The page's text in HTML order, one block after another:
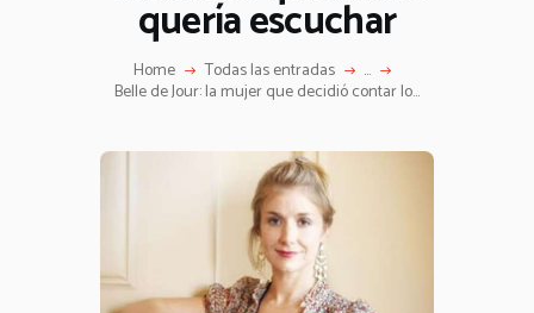
quería escuchar
Home Todas las entradas ...
Belle de Jour: la mujer que decidió contar lo...